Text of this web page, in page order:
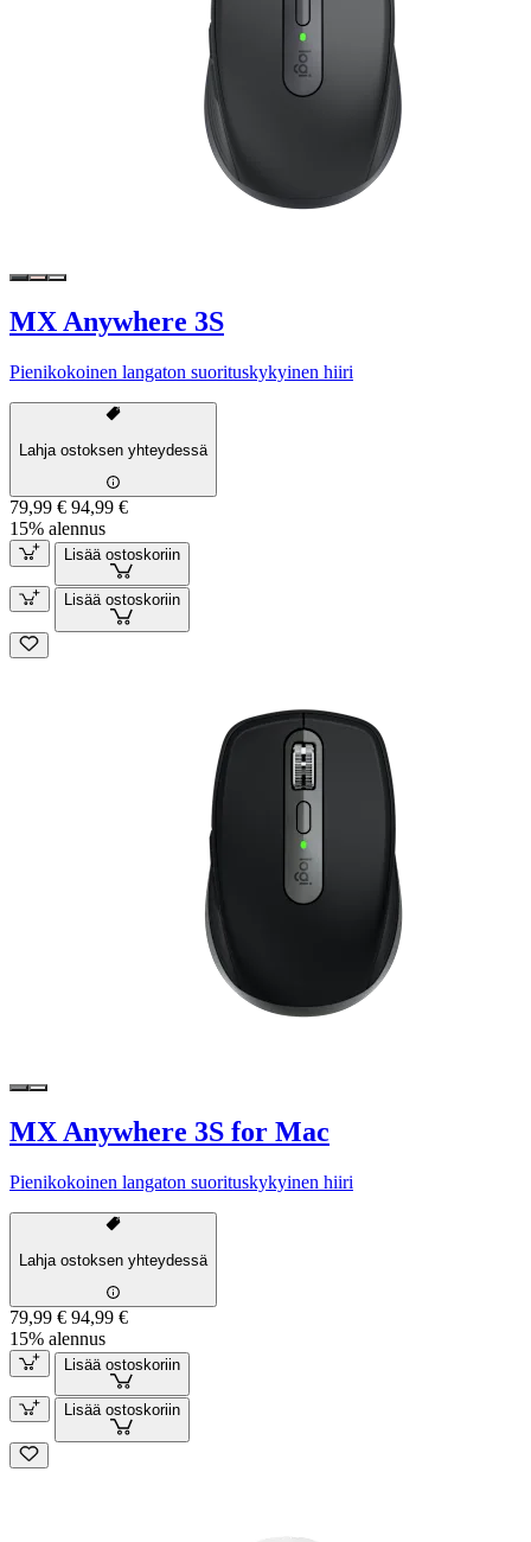
MX Anywhere 3S
Pienikokoinen langaton suorituskykyinen hiiri
Lahja ostoksen yhteydessä
79,99 € 94,99 €
15% alennus
Lisää ostoskoriin
Lisää ostoskoriin
MX Anywhere 3S for Mac
Pienikokoinen langaton suorituskykyinen hiiri
Lahja ostoksen yhteydessä
79,99 € 94,99 €
15% alennus
Lisää ostoskoriin
Lisää ostoskoriin